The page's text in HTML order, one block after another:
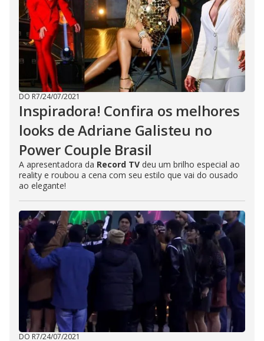
DO R7/24/07/2021
Inspiradora! Confira os melhores
looks de Adriane Galisteu no
Power Couple Brasil
A apresentadora da Record TV deu um brilho especial ao
reality e roubou a cena com seu estilo que vai do ousado
ao elegante!
DO R7/24/07/2021